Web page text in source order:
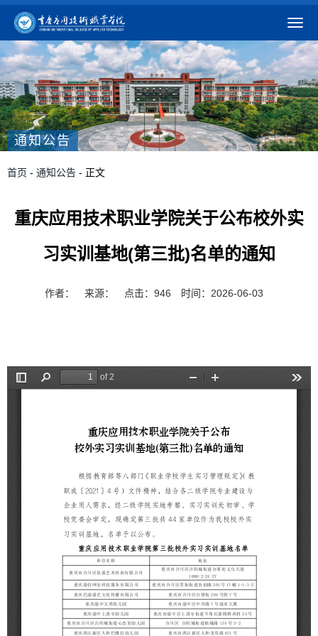
通知公告
首页 - 通知公告 - 正文
重庆应用技术职业学院关于公布校外实
习实训基地(第三批)名单的通知
作者： 来源： 点击： 946 时间：2026-06-03